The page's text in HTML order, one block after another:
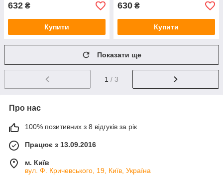
632 ₴
Купити
630 ₴
Купити
Показати ще
1 / 3
Про нас
100% позитивних з 8 відгуків за рік
Працює з 13.09.2016
м. Київ
вул. Ф. Кричевського, 19, Київ, Україна